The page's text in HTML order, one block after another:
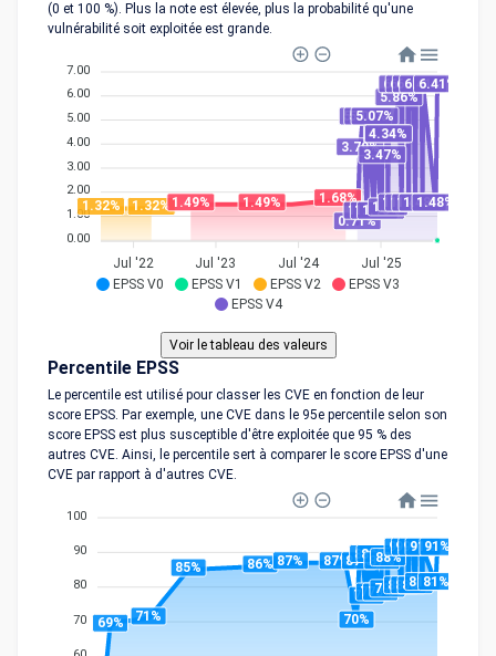
(0 et 100 %). Plus la note est élevée, plus la probabilité qu'une
vulnérabilité soit exploitée est grande.
EPSS V0 EPSS V1 EPSS V2
EPSS V3
EPSS V4
7.00
6.00
5.00
4.00
3.00
2.00
1.00
0.00
1.32% 1.32% 1.49% 1.49%
1.68%
0.71%
3.79%
5.07%
1.15%
5.07%
1.15%
5.07%
1.15%
3.47%
4.34%
1.3%
4.34%
5.86%
1.48%
6.41%
1.48%
6.41%
1.48%
6.41%
1.48%
6.41%
1.48%
6.41%
Jul '22 Jul '23 Jul '24 Jul '25
Percentile EPSS
Le percentile est utilisé pour classer les CVE en fonction de leur
score EPSS. Par exemple, une CVE dans le 95e percentile selon son
score EPSS est plus susceptible d'être exploitée que 95 % des
autres CVE. Ainsi, le percentile sert à comparer le score EPSS d'une
CVE par rapport à d'autres CVE.
100
90
80
70 69% 71%
85% 86% 87% 87%
70%
87%
77%
89%
78%
89%
78%
87%
79%
88%
80%
91%
80%
91%
80%
91%
81%
91%
81%
91%